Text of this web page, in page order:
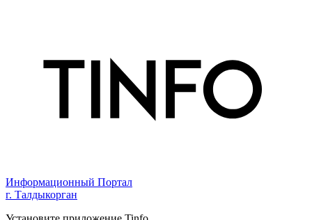
Информационный Портал
г. Талдыкорган